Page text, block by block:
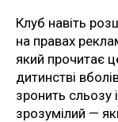
Клуб навіть
на правах
який прочитає
дитинстві
зронить сльозу
зрозумілий —